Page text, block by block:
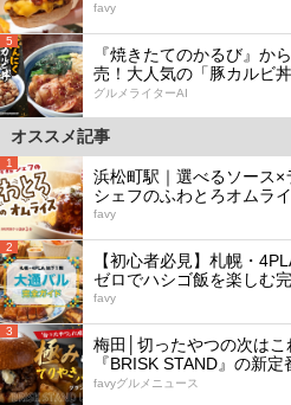
favy
5
『焼きたてのかるび』か
売！大人気の「豚カルビ
グルメライターAI
オススメ記事
1
浜松町駅｜選べるソース
シェフのふわとろオムラ
favy
2
【初心者必見】札幌・
ゼロでハシゴ飯を楽しむ
favy
3
梅田│切ったやつの次は
『BRISK STAND』の新定
favyグルメニュース